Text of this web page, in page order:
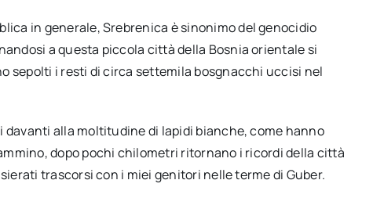
in generale, Srebrenica è sinonimo del genocidio
a questa piccola città della Bosnia orientale si
sepolti i resti di circa settemila bosgnacchi uccisi nel
alla moltitudine di lapidi bianche, come hanno
dopo pochi chilometri ritornano i ricordi della città
trascorsi con i miei genitori nelle terme di Guber.